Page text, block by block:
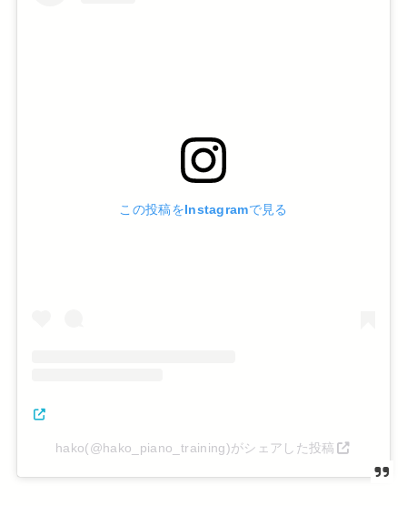
この投稿をInstagramで見る
hako(@hako_piano_training)がシェアした投稿